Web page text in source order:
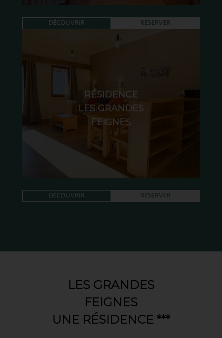
DÉCOUVRIR RÉSERVER
RÉSIDENCE
LES GRANDES
FEIGNES
DÉCOUVRIR RÉSERVER
LES GRANDES
FEIGNES
UNE RÉSIDENCE ***